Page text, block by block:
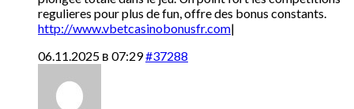
regulieres pour plus de fun, offre des bonus constants.
http://www.vbetcasinobonusfr.com|
06.11.2025 в 07:29#37288